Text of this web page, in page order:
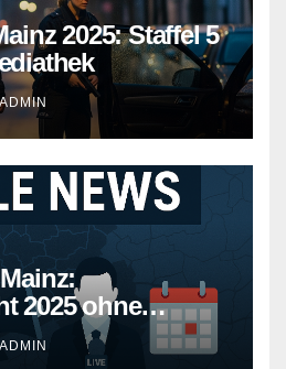
2025: Staffel 5
ADMIN
2025 ohne
ADMIN